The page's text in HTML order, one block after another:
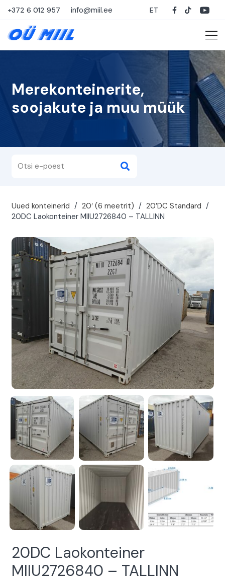
+372 6 012 957 info@miil.ee ET
Merekonteinerite,
soojakute ja muu müük
Uued konteinerid / 20′ (6 meetrit) / 20’DC Standard /
20DC Laokonteiner MIIU2726840 – TALLINN
20DC Laokonteiner
MIIU2726840 – TALLINN